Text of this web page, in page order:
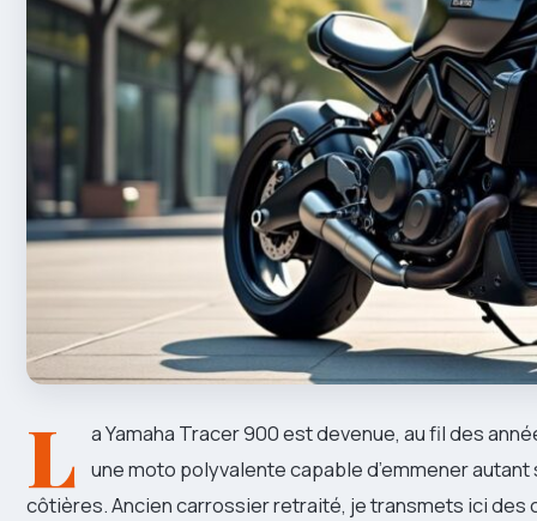
L a Yamaha Tracer 900 est devenue, au fil des
une moto polyvalente capable d’emmener
côtières. Ancien carrossier retraité, je transmets ici